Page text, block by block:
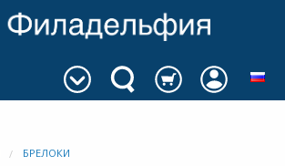
БРЕЛОКИ